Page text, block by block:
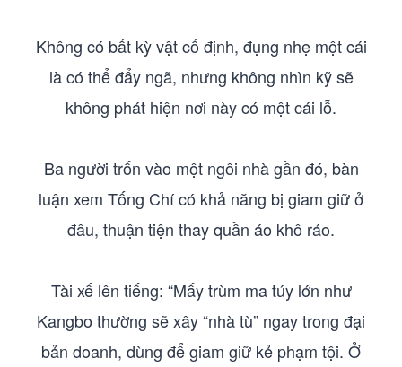
Không có bất kỳ vật cố định, đụng nhẹ một cái
là có thể đẩy ngã, nhưng không nhìn kỹ sẽ
không phát hiện nơi này có một cái lỗ.
Ba người trốn vào một ngôi nhà gần đó, bàn
luận xem Tống Chí có khả năng bị giam giữ ở
đâu, thuận tiện thay quần áo khô ráo.
Tài xế lên tiếng: “Mấy trùm ma túy lớn như
Kangbo thường sẽ xây “nhà tù” ngay trong đại
bản doanh, dùng để giam giữ kẻ phạm tội. Ở